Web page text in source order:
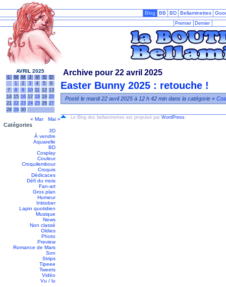
Blog BB BD Bellaminettes
Premier Dernier
AVRIL 2025
L M M J V S
D
1
2 3 4 5
6
7
8 9 10 11 12 13
14 15 16 17 18 19 20
21 22 23 24 25 26 27
28 29 30
« Mar Mai »
Catégories
3D
À vendre
Aquarelle
BD
Cosplay
Couleur
Croquilembour
Croquis
Dédicaces
Défi du mois
Fan-art
Gros plan
Humeur
Inktober
Lapin quotidien
Musique
News
Non classé
Oldies
Photo
Preview
Romance de Mars
Son
Strips
Tipeee
Tweets
Vidéo
Vu / lu
Archive pour 22 avril 2025
Easter Bunny 2025 : retouche !
Posté le mardi 22 avril 2025 à 12 h 42 min dans la catégorie «
Le Blog des bellaminettes est propulsé par WordPress.